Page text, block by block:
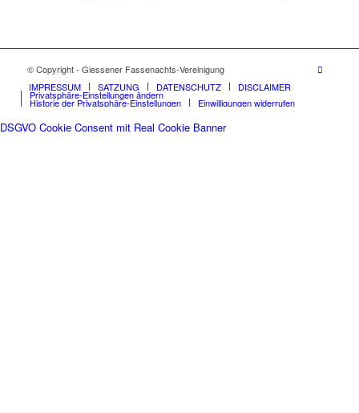
© Copyright - Giessener Fassenachts-Vereinigung
IMPRESSUM
SATZUNG DATENSCHUTZ DISCLAIMER
Privatsphäre-Einstellungen ändern
Historie der Privatsphäre-Einstellungen Einwilligungen widerrufen
DSGVO Cookie Consent mit Real Cookie Banner